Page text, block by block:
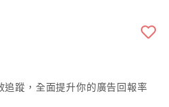
追蹤，全面提升你的廣告回報率